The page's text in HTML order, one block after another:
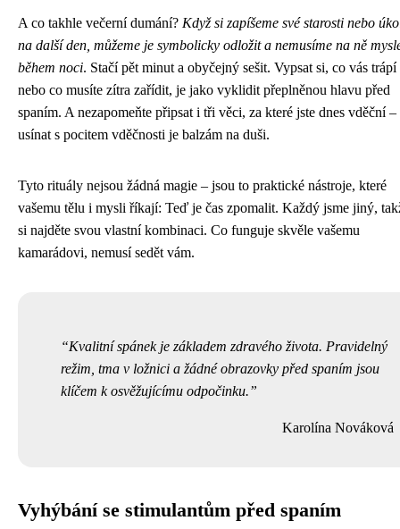
A co takhle večerní dumání? Když si zapíšeme své starosti nebo
na další den, můžeme je symbolicky odložit a nemusíme na ně
během noci. Stačí pět minut a obyčejný sešit. Vypsat si, co vás trápí
nebo co musíte zítra zařídit, je jako vyklidit přeplněnou hlavu před
spaním. A nezapomeňte připsat i tři věci, za které jste dnes vděční –
usínat s pocitem vděčnosti je balzám na duši.
Tyto rituály nejsou žádná magie – jsou to praktické nástroje, které
vašemu tělu i mysli říkají: Teď je čas zpomalit. Každý jsme jiný,
si najděte svou vlastní kombinaci. Co funguje skvěle vašemu
kamarádovi, nemusí sedět vám.
Kvalitní spánek je základem zdravého života. Pravidelný
režim, tma v ložnici a žádné obrazovky před spaním jsou
klíčem k osvěžujícímu odpočinku.
Karolína Nováková
Vyhýbání se stimulantům před spaním